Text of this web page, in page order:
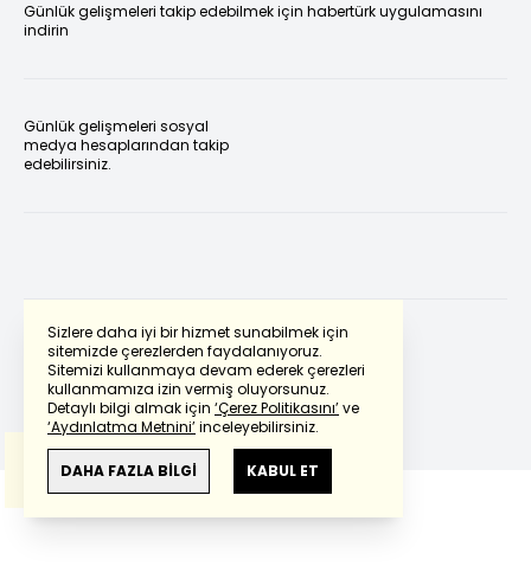
Sizlere daha iyi bir hizmet sunabilmek için
sitemizde çerezlerden faydalanıyoruz.
Sitemizi kullanmaya devam ederek çerezleri
kullanmamıza izin vermiş oluyorsunuz.
Detaylı bilgi almak için ‘Çerez Politikasını’ve
‘Aydınlatma Metnini’inceleyebilirsiniz.
DAHA FAZLA BİLGİ KABUL ET
Günlük gelişmeleri takip edebilmek için habertürk uygulamasını
indirin
Günlük gelişmeleri sosyal
medya hesaplarından takip
edebilirsiniz.
Powered by Translate
Bu çevirideGoogle Transletekullanılmıştır.
Anlam ve çeviri hatalarından
haberturk.com
sorumlu değildir.